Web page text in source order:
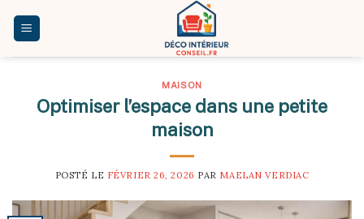
MAISON
Optimiser l’espace dans une petite
maison
POSTÉ LE FÉVRIER 26, 2026 PAR MAELAN VERDIAC